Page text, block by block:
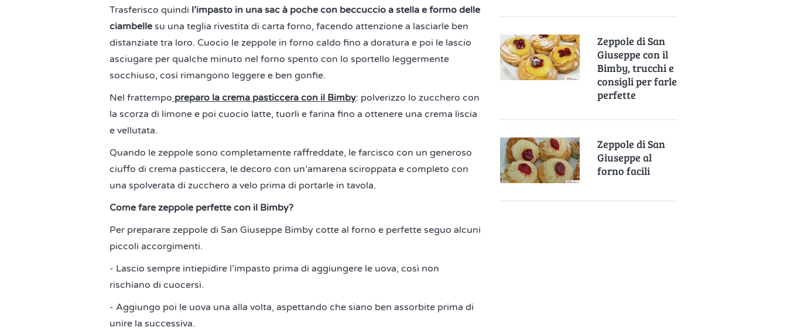
Trasferisco quindi l’impasto in una sac à poche con beccuccio a stella e formo delle
ciambelle su una teglia rivestita di carta forno, facendo attenzione a lasciarle ben
distanziate tra loro. Cuocio le zeppole in forno caldo fino a doratura e poi le lascio
asciugare per qualche minuto nel forno spento con lo sportello leggermente
socchiuso, così rimangono leggere e ben gonfie.
Nel frattempo preparo la crema pasticcera con il Bimby: polverizzo lo zucchero con
la scorza di limone e poi cuocio latte, tuorli e farina fino a ottenere una crema liscia
e vellutata.
Quando le zeppole sono completamente raffreddate, le farcisco con un generoso
ciuffo di crema pasticcera, le decoro con un’amarena sciroppata e completo con
una spolverata di zucchero a velo prima di portarle in tavola.
Come fare zeppole perfette con il Bimby?
Per preparare zeppole di San Giuseppe Bimby cotte al forno e perfette seguo alcuni
piccoli accorgimenti.
- Lascio sempre intiepidire l’impasto prima di aggiungere le uova, così non
rischiano di cuocersi.
- Aggiungo poi le uova una alla volta, aspettando che siano ben assorbite prima di
unire la successiva.
Zeppole di San
Giuseppe con il
Bimby, trucchi e
consigli per farle
perfette
Zeppole di San
Giuseppe al
forno facili